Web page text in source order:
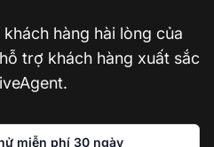
hàng hài lòng của
trợ khách hàng xuất sắc
miễn phí 30 ngày